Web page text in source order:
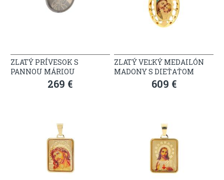
ZLATÝ PRÍVESOK S
PANNOU MÁRIOU
269 €
ZLATÝ VEĽKÝ MEDAILÓN
MADONY S DIEŤAŤOM
609 €